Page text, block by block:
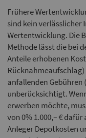
Frühere
sind kein
Wertentwicklung. Die
Methode lässt die bei
Anteile erhobenen
anfallenden Gebühren
unberücksichtigt.
erwerben möchte,
von 0% 1.000,– €
Anleger Depotkosten